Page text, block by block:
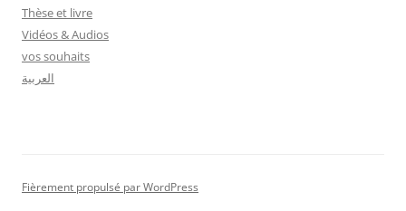
Thèse et livre
Vidéos & Audios
vos souhaits
العربية
Fièrement propulsé par WordPress